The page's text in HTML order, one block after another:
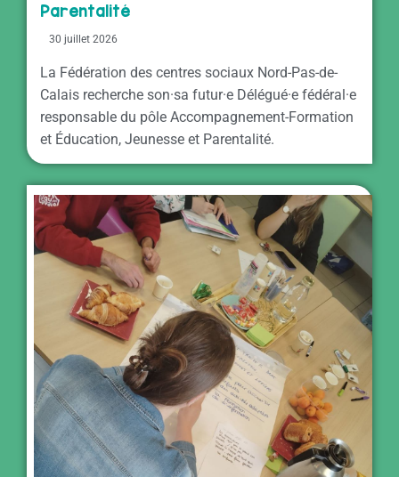
Parentalité
30 juillet 2026
La Fédération des centres sociaux Nord-Pas-de-
Calais recherche son·sa futur·e Délégué·e fédéral·e
responsable du pôle Accompagnement-Formation
et Éducation, Jeunesse et Parentalité.